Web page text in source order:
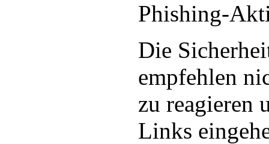
Phishing-
Die
empfehlen
zu reagieren
Links